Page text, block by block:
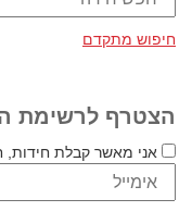
חיפוש מתקדם
הצטרף לרשימת
אני מאשר קבלת חידות,